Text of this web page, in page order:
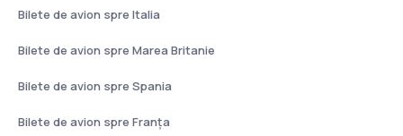
Bilete de avion spre Italia
Bilete de avion spre Marea Britanie
Bilete de avion spre Spania
Bilete de avion spre Franţa